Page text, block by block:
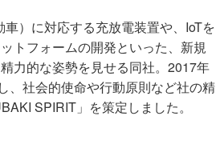
）に対応する充放電装置や、IoTを
トフォームの開発といった、新規
力的な姿勢を見せる同社。2017年
、社会的使命や行動原則など社の精
SPIRIT」を策定しました。